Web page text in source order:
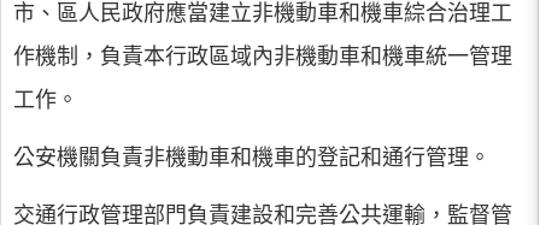
市、區人民政府應當建立非機動車和機車綜合治理工
作機制，負責本行政區域內非機動車和機車統一管理
工作。
公安機關負責非機動車和機車的登記和通行管理。
交通行政管理部門負責建設和完善公共運輸，監督管